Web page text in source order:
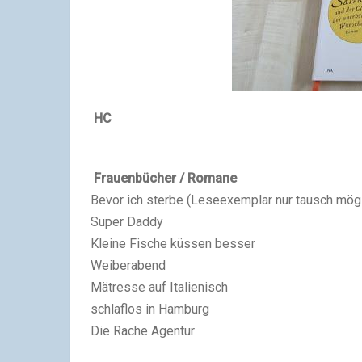
HC
Frauenbücher / Romane
Bevor ich sterbe (Leseexemplar nur tausch
Super Daddy
Kleine Fische küssen besser
Weiberabend
Mätresse auf Italienisch
schlaflos in Hamburg
Die Rache Agentur